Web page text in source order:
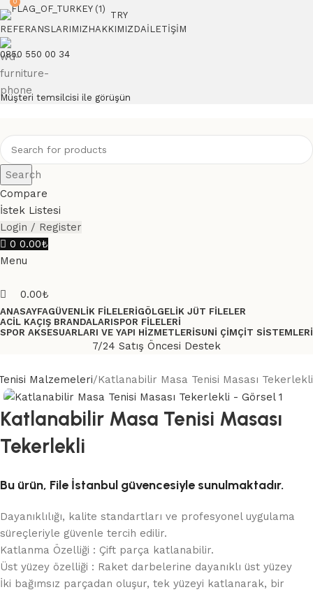
TRY
REFERANSLARIMIZ HAKKIMIZDAİLETIŞIM
0850 550 00 34
Müşteri temsilcisi ile görüşün
Search
Compare
İstek Listesi
Login / Register
0 0.00₺
Menu
0
0.00₺
ANASAYFAGÜVENLIK FILELERIGÖLGELIK JÜT FILELER
ACIL KAÇIŞ BRANDALARISPOR FILELERI
SPOR AKSESUARLARI VE YAPI HIZMETLERISUNI ÇIMÇIT SISTEMLERI
7/24 Satış Öncesi Destek
Malzemeleri Katlanabilir Masa Tenisi Masası Tekerlekli
Katlanabilir Masa Tenisi Masası
Tekerlekli
Bu ürün, File İstanbul güvencesiyle sunulmaktadır.
Dayanıklılığı, kalite standartları ve profesyonel uygulama
süreçleriyle güvenle tercih edilir.
Katlanma Özelliği : Çift parça katlanabilir.
Üst yüzey özelliği : Raket darbelerine dayanıklı üst yüzey
İki bağımsız parçadan oluşur, tek yüzeyi katlanarak, bir